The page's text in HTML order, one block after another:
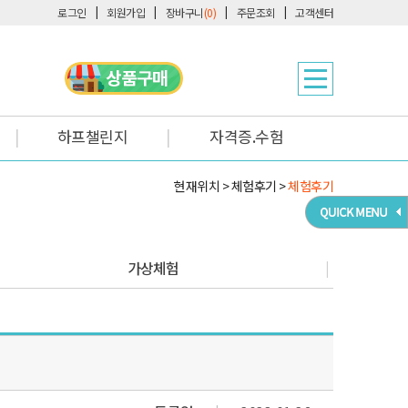
고객센터
주문조회
장바구니(0)
회원가입
로그인
하프챌린지 자격증.수험
현재위치 > 체험후기 >체험후기
가상체험